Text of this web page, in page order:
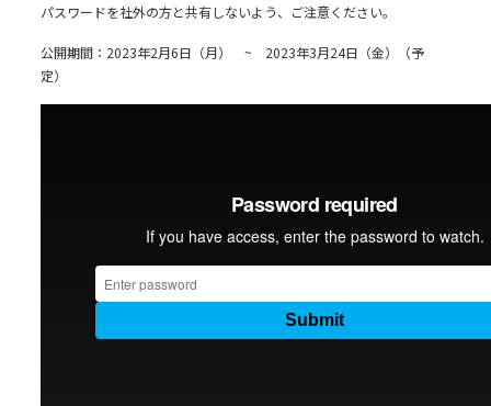
パスワードを社外の方と共有しないよう、ご注意ください。
公開期間：2023年2月6日（月） ~ 2023年3月24日（金）（予
定）